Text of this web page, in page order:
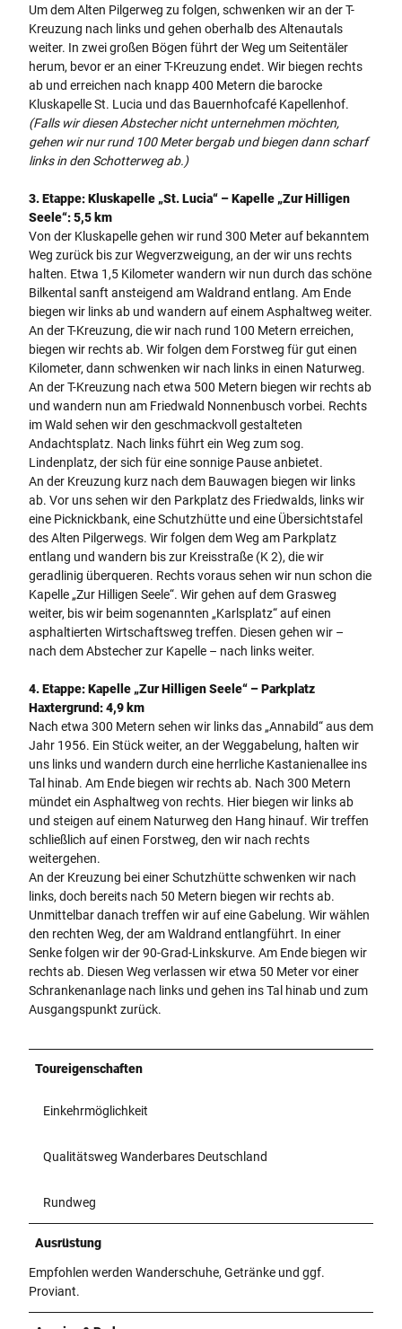
Um dem Alten Pilgerweg zu folgen, schwenken wir an der T-
Kreuzung nach links und gehen oberhalb des Altenautals
weiter. In zwei großen Bögen führt der Weg um Seitentäler
herum, bevor er an einer T-Kreuzung endet. Wir biegen rechts
ab und erreichen nach knapp 400 Metern die barocke
Kluskapelle St. Lucia und das Bauernhofcafé Kapellenhof.
(Falls wir diesen Abstecher nicht unternehmen möchten,
gehen wir nur rund 100 Meter bergab und biegen dann scharf
links in den Schotterweg ab.)
3. Etappe:Kluskapelle „St. Lucia“ – Kapelle „Zur Hilligen
Seele“: 5,5 km
Von der Kluskapelle gehen wir rund 300 Meter auf bekanntem
Weg zurück bis zur Wegverzweigung, an der wir uns rechts
halten. Etwa 1,5 Kilometer wandern wir nun durch das schöne
Bilkental sanft ansteigend am Waldrand entlang. Am Ende
biegen wir links ab und wandern auf einem Asphaltweg weiter.
An der T-Kreuzung, die wir nach rund 100 Metern erreichen,
biegen wir rechts ab. Wir folgen dem Forstweg für gut einen
Kilometer, dann schwenken wir nach links in einen Naturweg.
An der T-Kreuzung nach etwa 500 Metern biegen wir rechts ab
und wandern nun am Friedwald Nonnenbusch vorbei. Rechts
im Wald sehen wir den geschmackvoll gestalteten
Andachtsplatz. Nach links führt ein Weg zum sog.
Lindenplatz, der sich für eine sonnige Pause anbietet.
An der Kreuzung kurz nach dem Bauwagen biegen wir links
ab. Vor uns sehen wir den Parkplatz des Friedwalds, links wir
eine Picknickbank, eine Schutzhütte und eine Übersichtstafel
des Alten Pilgerwegs. Wir folgen dem Weg am Parkplatz
entlang und wandern bis zur Kreisstraße (K 2), die wir
geradlinig überqueren. Rechts voraus sehen wir nun schon die
Kapelle „Zur Hilligen Seele“. Wir gehen auf dem Grasweg
weiter, bis wir beim sogenannten „Karlsplatz“ auf einen
asphaltierten Wirtschaftsweg treffen. Diesen gehen wir –
nach dem Abstecher zur Kapelle – nach links weiter.
4. Etappe:Kapelle „Zur Hilligen Seele“ – Parkplatz
Haxtergrund: 4,9 km
Nach etwa 300 Metern sehen wir links das „Annabild“ aus dem
Jahr 1956. Ein Stück weiter, an der Weggabelung, halten wir
uns links und wandern durch eine herrliche Kastanienallee ins
Tal hinab. Am Ende biegen wir rechts ab. Nach 300 Metern
mündet ein Asphaltweg von rechts. Hier biegen wir links ab
und steigen auf einem Naturweg den Hang hinauf. Wir treffen
schließlich auf einen Forstweg, den wir nach rechts
weitergehen.
An der Kreuzung bei einer Schutzhütte schwenken wir nach
links, doch bereits nach 50 Metern biegen wir rechts ab.
Unmittelbar danach treffen wir auf eine Gabelung. Wir wählen
den rechten Weg, der am Waldrand entlangführt. In einer
Senke folgen wir der 90-Grad-Linkskurve. Am Ende biegen wir
rechts ab. Diesen Weg verlassen wir etwa 50 Meter vor einer
Schrankenanlage nach links und gehen ins Tal hinab und zum
Ausgangspunkt zurück.
Toureigenschaften
Einkehrmöglichkeit
Qualitätsweg Wanderbares Deutschland
Rundweg
Ausrüstung
Empfohlen werden Wanderschuhe, Getränke und ggf.
Proviant.